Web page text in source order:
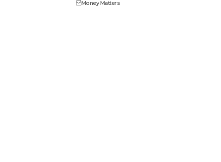
Money Matters